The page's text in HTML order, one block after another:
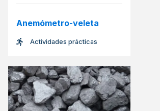
Anemómetro-veleta
Actividades prácticas